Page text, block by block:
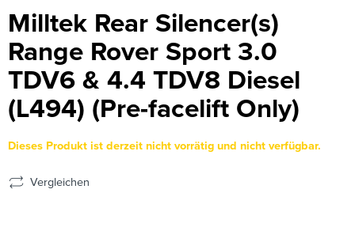
Milltek Rear Silencer(s)
Range Rover Sport 3.0
TDV6 & 4.4 TDV8 Diesel
(L494) (Pre-facelift Only)
Dieses Produkt ist derzeit nicht vorrätig und nicht verfügbar.
Vergleichen